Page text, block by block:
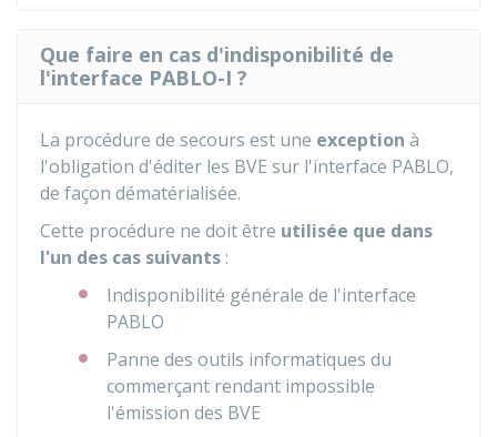
Que faire en cas d'indisponibilité de
l'interface PABLO-I ?
La procédure de secours est une exception à
l'obligation d'éditer les BVE sur l'interface PABLO,
de façon dématérialisée.
Cette procédure ne doit être utilisée que dans
l'un des cas suivants :
Indisponibilité générale de l'interface
PABLO
Panne des outils informatiques du
commerçant rendant impossible
l'émission des BVE